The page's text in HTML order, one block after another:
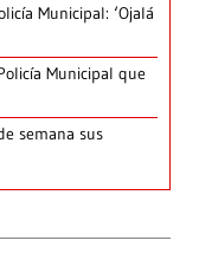
Municipal: ‘Ojalá
Municipal que
semana sus